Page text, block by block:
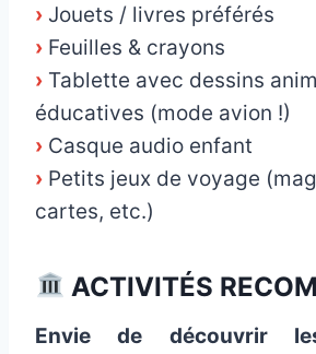
› Jouets / livres préférés
› Feuilles & crayons
› Tablette avec dessins
éducatives (mode avion !)
› Casque audio enfant
› Petits jeux de voyage
cartes, etc.)
ACTIVITÉS
Envie de découvrir